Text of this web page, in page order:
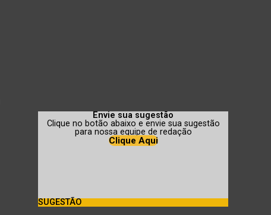
Envie sua sugestão
Clique no botão abaixo e envie sua sugestão
para nossa equipe de redação
Clique Aqui
SUGESTÃO